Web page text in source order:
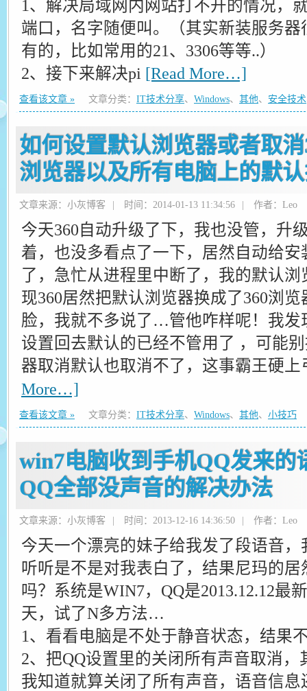
1、解决局域网内网站打不开的情况，
端口，名字随便叫。（其实新装服务
有的，比如常用的21、3306等等..）
2、接下来解决pi [Read More…]
查看该文章 » 文章分类： IT技术分享、 Windows、 其他、 安全技术
如何设置默认浏览器或者取
浏览器以及所有电脑上的默
文章来源：小灰博客 时间：2014-01-13 11:34:56 作者：Leo
今天360自动升级了下，我也没管，升
着，也没多看点了一下，居然自动给
了，急忙从进程里中断了，我的默认
现360居然把默认浏览器换成了360浏
脸，我就不多说了…管他咋样呢！我发
设置回去默认的已经不管用了 ，可能
器取消默认也取消不了，这事霸王硬
More…]
查看该文章 » 文章分类： IT技术分享、 Windows、 其他、 小技巧
win7电脑收到手机QQ发来的
QQ全部没声音的解决办法
文章来源：小灰博客 时间：2013-12-16 14:36:50 作者：Leo
今天一个漂亮的妹子给我发了段语音
听听是不是对我表白了，结果尼玛的
吗？系统是WIN7，QQ是2013.12.12最
天，试了N多方法…
1、看看电脑是不处于静音状态，结果
2、把QQ设置里的关闭所有声音取消
我知道就算关闭了所有声音，语音信